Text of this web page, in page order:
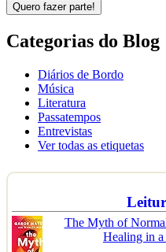
Quero fazer parte!
Categorias do Blog
Diários de Bordo
Música
Literatura
Passatempos
Entrevistas
Ver todas as etiquetas
The Myth of
Healing in